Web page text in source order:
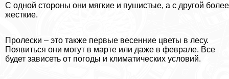
С одной стороны они мягкие и пушистые, а с другой более
жесткие.
Пролески – это также первые весенние цветы в лесу.
Появиться они могут в марте или даже в феврале. Все
будет зависеть от погоды и климатических условий.